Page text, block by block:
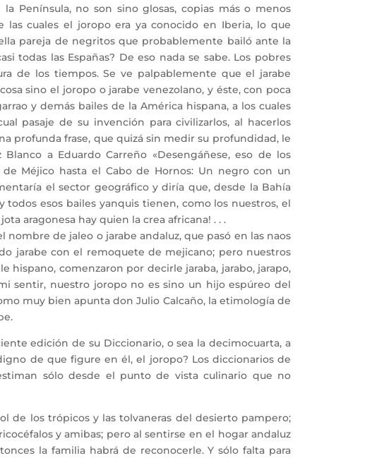
Península, no son sino glosas, copias más o menos
las cuales el joropo era ya conocido en Iberia, lo que
pareja de negritos que probablemente bailó ante la
todas las Españas? De eso nada se sabe. Los pobres
de los tiempos. Se ve palpablemente que el jarabe
sino el joropo o jarabe venezolano, y éste, con poca
y demás bailes de la América hispana, a los cuales
pasaje de su invención para civilizarlos, al hacerlos
profunda frase, que quizá sin medir su profundidad, le
a Eduardo Carreño «Desengáñese, eso de los
Méjico hasta el Cabo de Hornos: Un negro con un
el sector geográfico y diría que, desde la Bahía
todos esos bailes yanquis tienen, como los nuestros, el
aragonesa hay quien la crea africana! . . .
de jaleo o jarabe andaluz, que pasó en las naos
jarabe con el remoquete de mejicano; pero nuestros
comenzaron por decirle jaraba, jarabo, jarapo,
sentir, nuestro joropo no es sino un hijo espúreo del
muy bien apunta don Julio Calcaño, la etimología de
edición de su Diccionario, o sea la decimocuarta, a
de que figure en él, el joropo? Los diccionarios de
sólo desde el punto de vista culinario que no
los trópicos y las tolvaneras del desierto pampero;
y amibas; pero al sentirse en el hogar andaluz
la familia habrá de reconocerle. Y sólo falta para